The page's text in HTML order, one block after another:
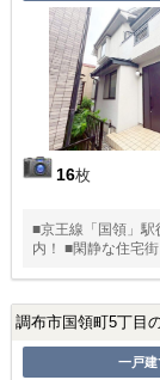
16枚
■京王線「国領」駅
内！ ■閑静な住宅街
調布市国領町5丁目
一戸建